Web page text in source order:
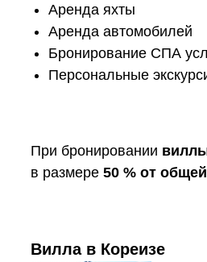
Аренда яхты
Аренда автомобилей
Бронирование СПА
Персональные
При бронировании
в размере 50 % от
Вилла в Кореизе